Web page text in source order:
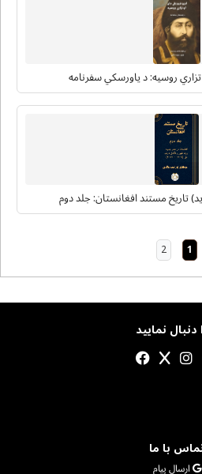
روسیه: د یاورسکي سفرنامه
تاریخ مستند افغانستان: جلد دوم
1
2
دنبال نمایید
با ما
ارسال پیام